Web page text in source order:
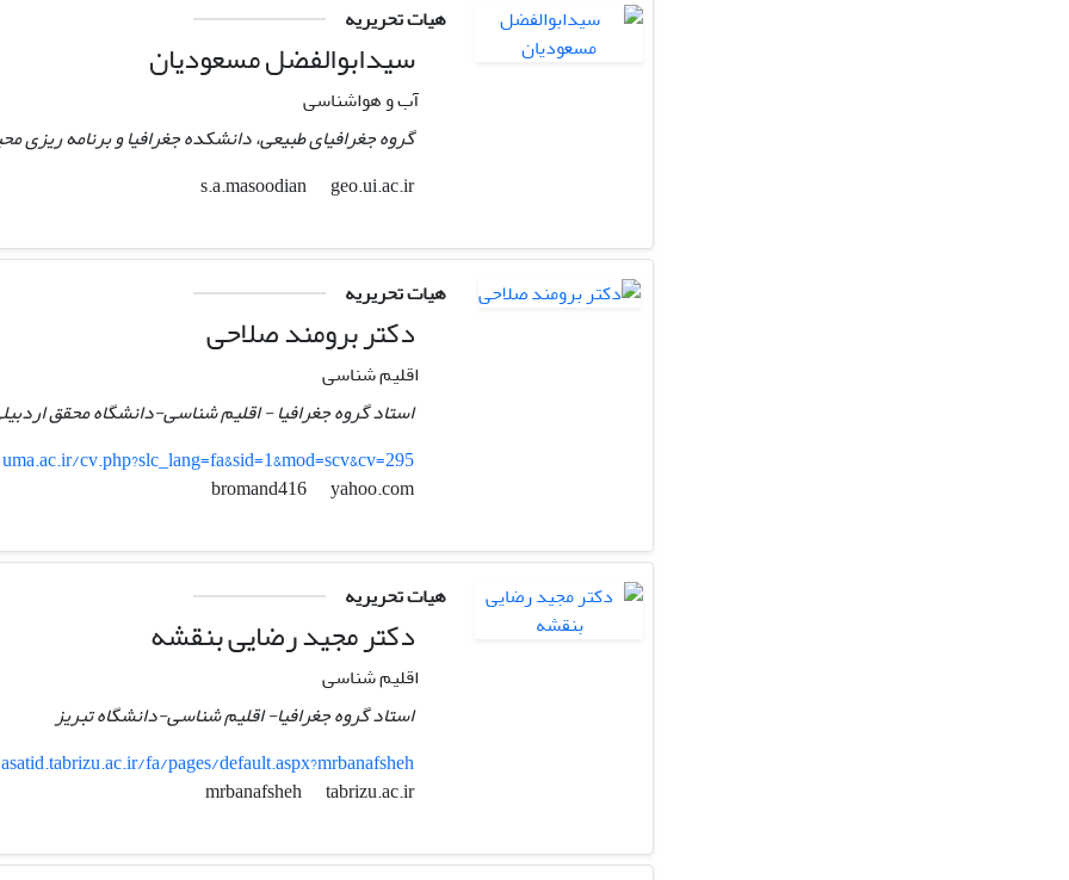
هیات تحریریه
سیدابوالفضل مسعودیان
آب و هواشناسی
گروه جغرافیای طبیعی، دانشکده جغرافیا و برنامه ریزی
s.a.masoodian
geo.ui.ac.ir
هیات تحریریه
دکتر برومند صلاحی
اقلیم شناسی
استاد گروه جغرافیا - اقلیم شناسی-دانشگاه محقق
uma.ac.ir/cv.php?slc_lang=fa&sid=1&mod=scv&cv=295
yahoo.com
هیات تحریریه
دکتر مجید رضایی بنقشه
اقلیم شناسی
استاد گروه جغرافیا- اقلیم شناسی-دانشگاه تبریز
asatid.tabrizu.ac.ir/fa/pages/default.aspx?mrbanafsheh
mrbanafsheh
tabrizu.ac.ir